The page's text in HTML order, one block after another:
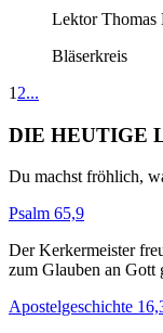
Lektor Thomas
Bläserkreis
1 2...
DIE HEUTIGE
Du machst fröhlich,
Psalm 65,9
Der Kerkermeister
zum Glauben an Gott
Apostelgeschichte